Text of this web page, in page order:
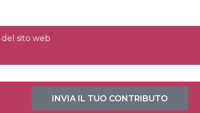
del sito web
INVIA IL TUO CONTRIBUTO